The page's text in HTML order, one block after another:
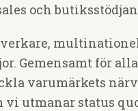
och
Gemensamt för
varumärkets
utmanar status